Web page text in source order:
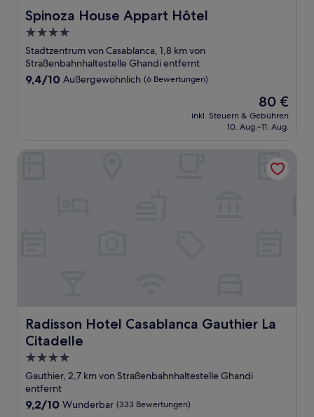
Spinoza House Appart Hôtel
Spinoza House Appart Hôtel
4.0-
Sterne-
Unterkunft
Stadtzentrum von Casablanca, 1,8 km von
Straßenbahnhaltestelle Ghandi entfernt
9.4
9,4/10 Außergewöhnlich (6 Bewertungen)
Der
Preis
beträgt
80 €
inkl. Steuern & Gebühren
10. Aug.–11. Aug.
Radisson Hotel Casablanca Gauthier La
Citadelle
Radisson Hotel Casablanca Gauthier La Citadelle
4.0-
Sterne-
Unterkunft
Gauthier, 2,7 km von Straßenbahnhaltestelle Ghandi
entfernt
9.2
9,2/10 Wunderbar (333 Bewertungen)